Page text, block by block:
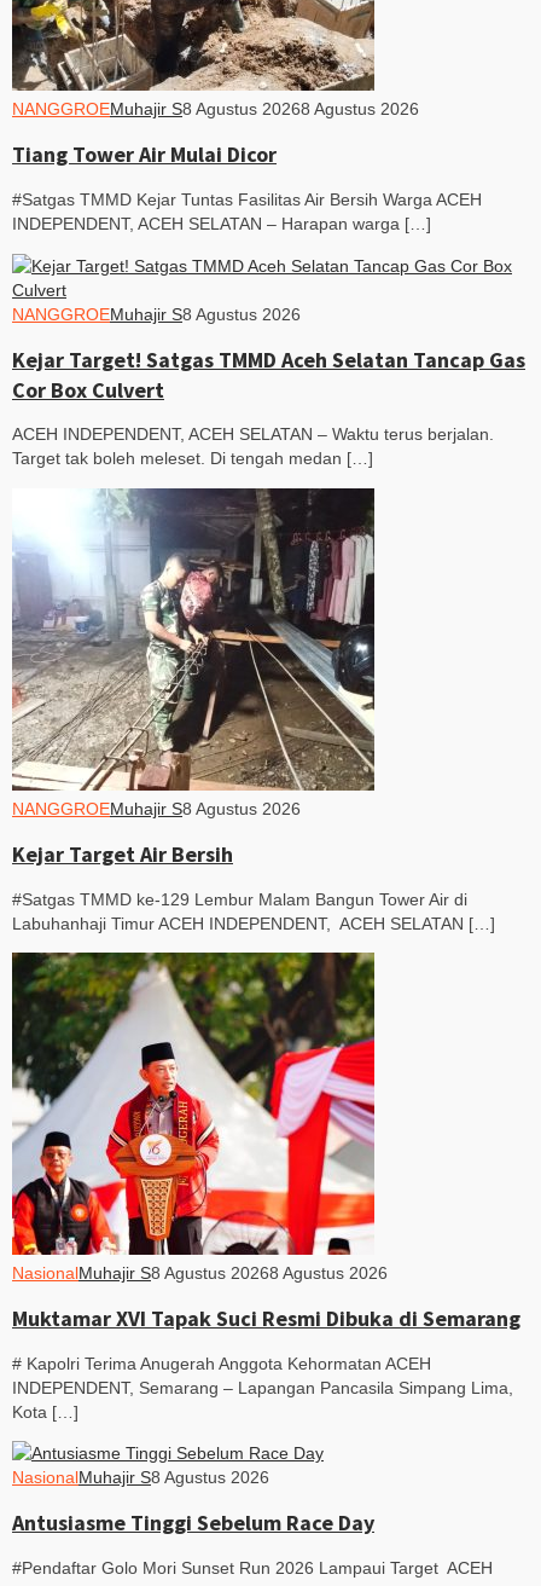
NANGGROEMuhajir S8 Agustus 20268 Agustus 2026
Tiang Tower Air Mulai Dicor
#Satgas TMMD Kejar Tuntas Fasilitas Air Bersih Warga ACEH
INDEPENDENT, ACEH SELATAN – Harapan warga […]
NANGGROEMuhajir S8 Agustus 2026
Kejar Target! Satgas TMMD Aceh Selatan Tancap Gas
Cor Box Culvert
ACEH INDEPENDENT, ACEH SELATAN – Waktu terus berjalan.
Target tak boleh meleset. Di tengah medan […]
NANGGROEMuhajir S8 Agustus 2026
Kejar Target Air Bersih
#Satgas TMMD ke-129 Lembur Malam Bangun Tower Air di
Labuhanhaji Timur ACEH INDEPENDENT, ACEH SELATAN […]
NasionalMuhajir S8 Agustus 20268 Agustus 2026
Muktamar XVI Tapak Suci Resmi Dibuka di Semarang
# Kapolri Terima Anugerah Anggota Kehormatan ACEH
INDEPENDENT, Semarang – Lapangan Pancasila Simpang Lima,
Kota […]
NasionalMuhajir S8 Agustus 2026
Antusiasme Tinggi Sebelum Race Day
#Pendaftar Golo Mori Sunset Run 2026 Lampaui Target ACEH